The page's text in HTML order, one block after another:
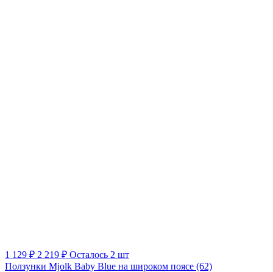
1 129 ₽ 2 219 ₽ Осталось 2 шт
Ползунки Mjolk Baby Blue на широком поясе (62)